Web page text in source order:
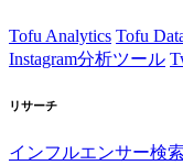
Tofu Analytics Tofu
Instagram分析ツール
リサーチ
インフルエンサー検索